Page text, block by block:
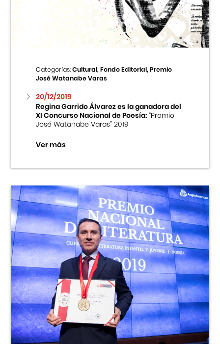
Centro Cultural Peruano Japonés
Museo de la Inmigración Japonesa
Teatro Peruano Japonés
Categorías:Cultural, Fondo Editorial, Premio
José Watanabe Varas
20/12/2019
Regina Garrido Álvarez es la ganadora del
XI Concurso Nacional de Poesía:“Premio
José Watanabe Varas” 2019
Ver más